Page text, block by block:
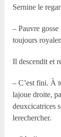
Sernine le
– Pauvre
toujours
Il descendit et
– C’est fini. À
lajoue droite,
deuxcicatrices
lerechercher.